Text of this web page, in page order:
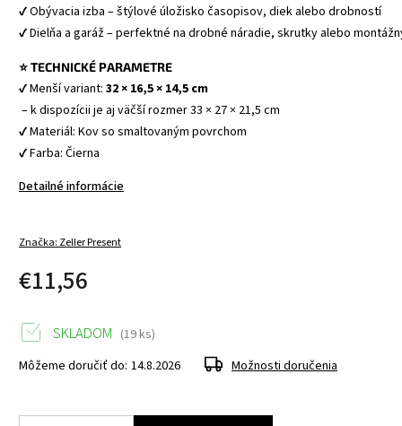
✔ Obývacia izba – štýlové úložisko časopisov, diek alebo drobností
✔ Dielňa a garáž – perfektné na drobné náradie, skrutky alebo
⭐ TECHNICKÉ PARAMETRE
✔ Menší variant: 32 × 16,5 × 14,5 cm
– k dispozícii je aj väčší rozmer 33 × 27 × 21,5 cm
✔ Materiál: Kov so smaltovaným povrchom
✔ Farba: Čierna
Detailné informácie
Značka: Zeller Present
€11,56
SKLADOM (19 ks)
Môžeme doručiť do: 14.8.2026 Možnosti doručenia